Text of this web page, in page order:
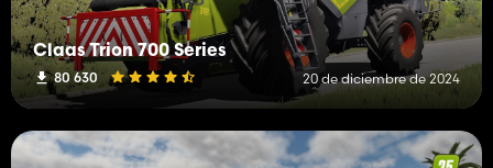
Claas Trion 700 Series
80 630 20 de diciembre de 2024